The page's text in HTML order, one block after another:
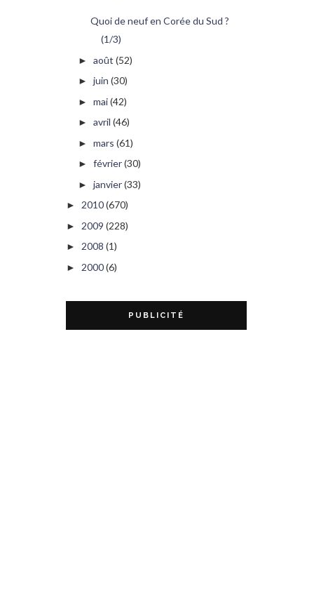
Quoi de neuf en Corée du Sud ?
(1/3)
► août (52)
► juin (30)
► mai(42)
► avril (46)
► mars (61)
► février(30)
► janvier(33)
► 2010(670)
► 2009 (228)
► 2008 (1)
► 2000(6)
PUBLICITÉ